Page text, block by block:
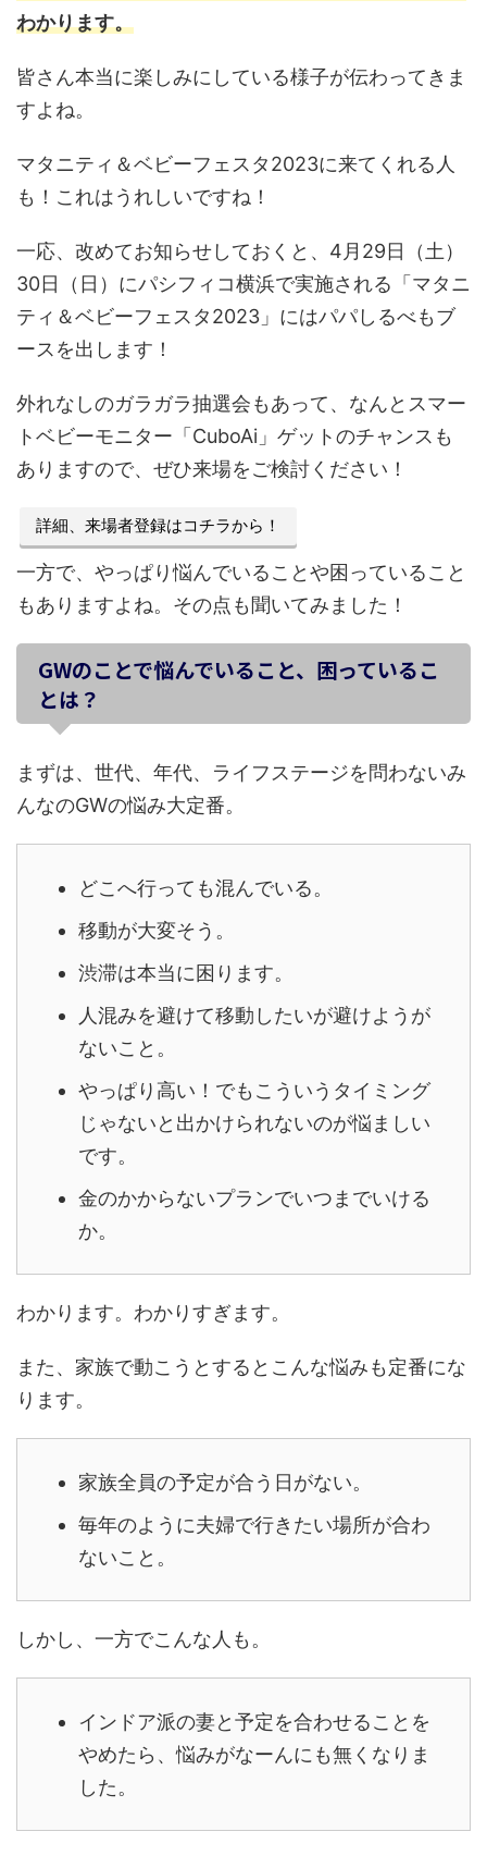
わかります。
皆さん本当に楽しみにしている様子が伝わってきま
すよね。
マタニティ＆ベビーフェスタ2023に来てくれる人
も！これはうれしいですね！
一応、改めてお知らせしておくと、4月29日（土）
30日（日）にパシフィコ横浜で実施される「マタニ
ティ＆ベビーフェスタ2023」にはパパしるべもブ
ースを出します！
外れなしのガラガラ抽選会もあって、なんとスマー
トベビーモニター「CuboAi」ゲットのチャンスも
ありますので、ぜひ来場をご検討ください！
詳細、来場者登録はコチラから！
一方で、やっぱり悩んでいることや困っていること
もありますよね。その点も聞いてみました！
GWのことで悩んでいること、困っているこ
とは？
まずは、世代、年代、ライフステージを問わないみ
んなのGWの悩み大定番。
どこへ行っても混んでいる。
移動が大変そう。
渋滞は本当に困ります。
人混みを避けて移動したいが避けようが
ないこと。
やっぱり高い！でもこういうタイミング
じゃないと出かけられないのが悩ましい
です。
金のかからないプランでいつまでいける
か。
わかります。わかりすぎます。
また、家族で動こうとするとこんな悩みも定番にな
ります。
家族全員の予定が合う日がない。
毎年のように夫婦で行きたい場所が合わ
ないこと。
しかし、一方でこんな人も。
インドア派の妻と予定を合わせることを
やめたら、悩みがなーんにも無くなりま
した。